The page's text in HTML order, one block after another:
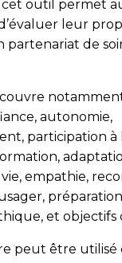
cet outil permet
leur
partenariat de
couvre
autonomie,
participation à
empathie,
et objectifs
peut être utilisé